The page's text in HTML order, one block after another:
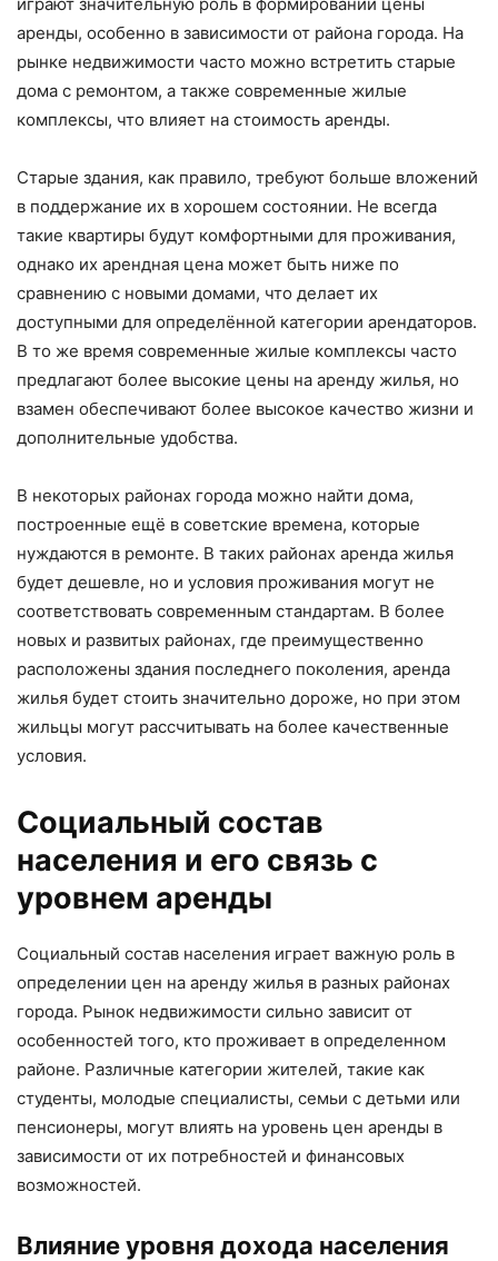
аренды, особенно в зависимости от района города. На
рынке недвижимости часто можно встретить старые
дома с ремонтом, а также современные жилые
комплексы, что влияет на стоимость аренды.
Старые здания, как правило, требуют больше вложений
в поддержание их в хорошем состоянии. Не всегда
такие квартиры будут комфортными для проживания,
однако их арендная цена может быть ниже по
сравнению с новыми домами, что делает их
доступными для определённой категории арендаторов.
В то же время современные жилые комплексы часто
предлагают более высокие цены на аренду жилья, но
взамен обеспечивают более высокое качество жизни и
дополнительные удобства.
В некоторых районах города можно найти дома,
построенные ещё в советские времена, которые
нуждаются в ремонте. В таких районах аренда жилья
будет дешевле, но и условия проживания могут не
соответствовать современным стандартам. В более
новых и развитых районах, где преимущественно
расположены здания последнего поколения, аренда
жилья будет стоить значительно дороже, но при этом
жильцы могут рассчитывать на более качественные
условия.
Социальный состав
населения и его связь с
уровнем аренды
Социальный состав населения играет важную роль в
определении цен на аренду жилья в разных районах
города. Рынок недвижимости сильно зависит от
особенностей того, кто проживает в определенном
районе. Различные категории жителей, такие как
студенты, молодые специалисты, семьи с детьми или
пенсионеры, могут влиять на уровень цен аренды в
зависимости от их потребностей и финансовых
возможностей.
Влияние уровня дохода населения